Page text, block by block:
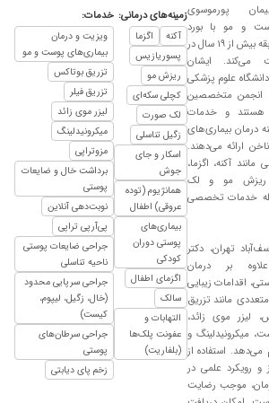
فقط انگار یکم ازخود راضیه
اولم بود که رفتم ولی ازهمه چیز
.دکتر خیلی خوب وصبورانه به حرف
میدن ونظرشون را ارائه میدن.عالی
۱۴۰۵/۰۳/۱۷
بود ۱۴۰۴/۰۶/۲۳
اولین بارم بود مطب آقای دکتر رفتم
بود و هم خانم منشی خوش اخلاق
خوش برخورد خود آقای دکتر هم واقعا
و کار بلد و حتما به همه آشناهامون
میکنم ،آدرس مطب رو هم خیلی راحت
کرد تو مسیر خوبی هست.با تشکر
داشم الان خوبم ۱۴۰۴/۰۸/۲۰
۱۴۰۰/۰۸/۱۲
چند سال پیش ژل تزریق کردم واقعا ۱۴۰۰/۱۲/۱۰
پورموسوی
و مو با بورد
تخصصی و سابقه بیش از ۱۹ سال در
می‌کند. ایشان
علوم پزشکی
انجمن متخصصین
هستند و خدمات
درمان بیماری‌های
ارائه می‌دهند.
آکنه، اگزما،
ریزش مو و لک
خدمات تخصصی
تهران، دکتر
بر درمان
اقدامات زیبایی
مانند تزریق
لیزر موی زائد،
میکرونیدلینگ و
می‌دهد. استفاده از
و رویکرد علمی در
موجب رضایت
زمینه‌های درمانی:
آکنه
اگزما
پسوریازیس
ریزش مو
کچلی سکه‌ای
لک صورت
زگیل تناسلی
اسکار و جای
جوش
همانژیوم (توده
عروقی) اطفال
بیماری‌های
پوستی دوران
کودکی
اگزمای اطفال
سالک
التهابات و
عفونت پلک‌ها
(بلفاریت)
خدمات:
ویزیت و درمان
بیماری‌های پوست و مو
تزریق بوتاکس
تزریق فیلر
لیزر موی زائد
میکرونیدلینگ
مزوتراپی
برداشت خال و ضایعات
پوستی
نوبت‌دهی آنلاین
پی‌آر‌پی تراپی
جراحی ضایعات پوستی
ناحیه تناسلی
جراحی سرپایی محدود
(خال، زگیل، لیپوم،
کیست)
جراحی سرطان‌های
پوستی
زخم پای دیابتی